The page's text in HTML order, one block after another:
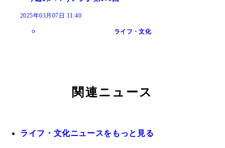
2025年03月07日 11:40
ライフ・文化
関連ニュース
ライフ・文化ニュースをもっと見る